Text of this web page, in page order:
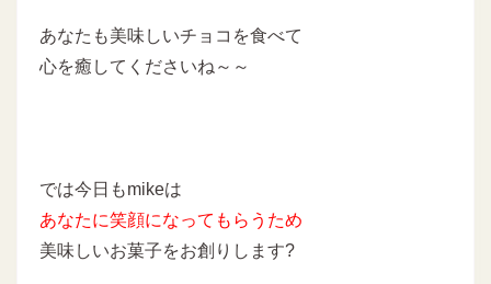
あなたも美味しいチョコを食べて
心を癒してくださいね～～
では今日もmikeは
あなたに笑顔になってもらうため
美味しいお菓子をお創りします?